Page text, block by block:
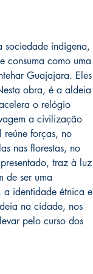
sociedade indígena,
consuma como uma
Guajajara. Eles
obra, é a aldeia
o relógio
a civilização
forças, no
nas florestas, no
traz à luz
de ser uma
a identidade étnica e
na cidade, nos
pelo curso dos